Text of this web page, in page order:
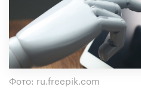
Фото: ru.freepik.com